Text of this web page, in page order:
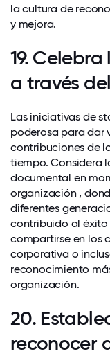
la cultura de
y mejora.
19.
a través
Las iniciativas de
poderosa para dar
contribuciones de
tiempo. Considera
documental en
organización ,
diferentes
contribuido al éxito
compartirse en los
corporativa o
reconocimiento
organización.
20.
reconocer